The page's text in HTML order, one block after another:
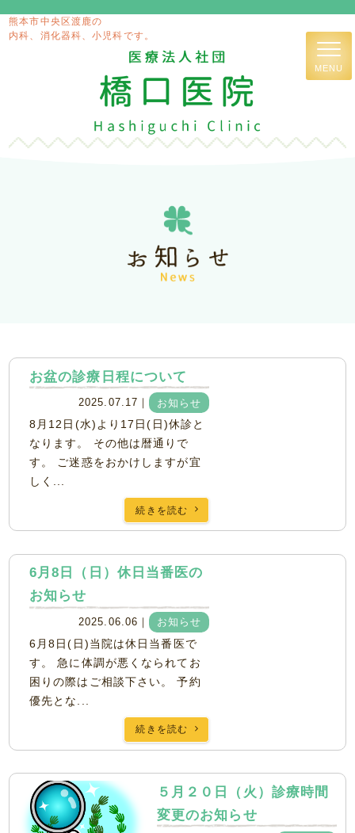
熊本市中央区渡鹿の
内科、消化器科、小児科です。
お盆の診療日程について
2025.07.17｜
お知らせ
8月12日(水)より17日(日)休診と
なります。 その他は暦通りで
す。 ご迷惑をおかけしますが宜
しく...
続きを読む
6月8日（日）休日当番医の
お知らせ
2025.06.06｜
お知らせ
6月8日(日)当院は休日当番医で
す。 急に体調が悪くなられてお
困りの際はご相談下さい。 予約
優先とな...
続きを読む
５月２０日（火）診療時間
変更のお知らせ